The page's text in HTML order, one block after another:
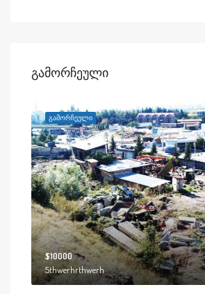
Გამორჩეული
ᲒᲐᲛᲝᲠᲩᲔᲣᲚᲘ
$10000
5thwerhrthwerh